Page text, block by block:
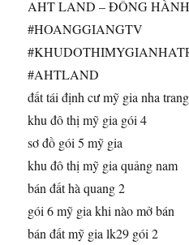
AHT LAND – ĐỒNG
#HOANGGIANGTV
#AHTLAND
đất tái định cư mỹ gia nha trang
khu đô thị mỹ gia gói 4
sơ đồ gói 5 mỹ gia
khu đô thị mỹ gia quảng nam
bán đất hà quang 2
gói 6 mỹ gia khi nào mở bán
bán đất mỹ gia lk29 gói 2